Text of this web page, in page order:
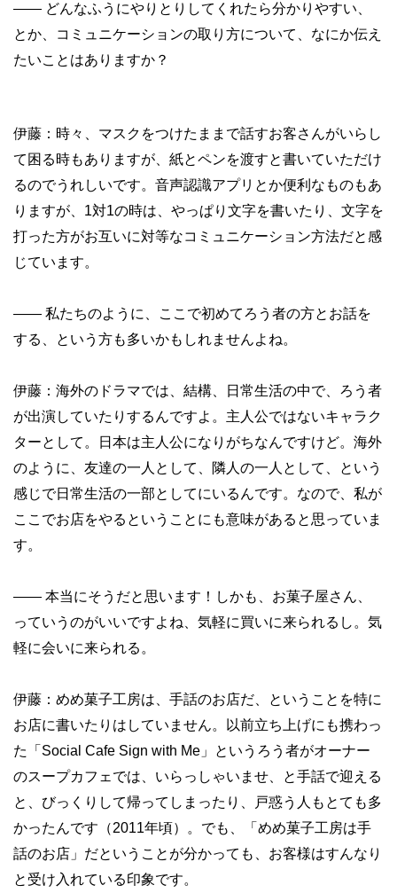
—— どんなふうにやりとりしてくれたら分かりやすい、
とか、コミュニケーションの取り方について、なにか伝え
たいことはありますか？
伊藤：時々、マスクをつけたままで話すお客さんがいらし
て困る時もありますが、紙とペンを渡すと書いていただけ
るのでうれしいです。音声認識アプリとか便利なものもあ
りますが、1対1の時は、やっぱり文字を書いたり、文字を
打った方がお互いに対等なコミュニケーション方法だと感
じています。
—— 私たちのように、ここで初めてろう者の方とお話を
する、という方も多いかもしれませんよね。
伊藤：海外のドラマでは、結構、日常生活の中で、ろう者
が出演していたりするんですよ。主人公ではないキャラク
ターとして。日本は主人公になりがちなんですけど。海外
のように、友達の一人として、隣人の一人として、という
感じで日常生活の一部としてにいるんです。なので、私が
ここでお店をやるということにも意味があると思っていま
す。
—— 本当にそうだと思います！しかも、お菓子屋さん、
っていうのがいいですよね、気軽に買いに来られるし。気
軽に会いに来られる。
伊藤：めめ菓子工房は、手話のお店だ、ということを特に
お店に書いたりはしていません。以前立ち上げにも携わっ
た「Social Cafe Sign with Me」というろう者がオーナー
のスープカフェでは、いらっしゃいませ、
と手話で迎える
と、びっくりして帰ってしまったり、戸惑う人もとても多
かったんです（2011年頃）。でも、「めめ菓子工房は手
話のお店」だということが分かっても、お客様はすんなり
と受け入れている印象です。